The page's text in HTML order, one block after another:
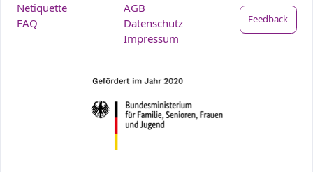
Netiquette
FAQ
AGB
Datenschutz
Impressum
Feedback